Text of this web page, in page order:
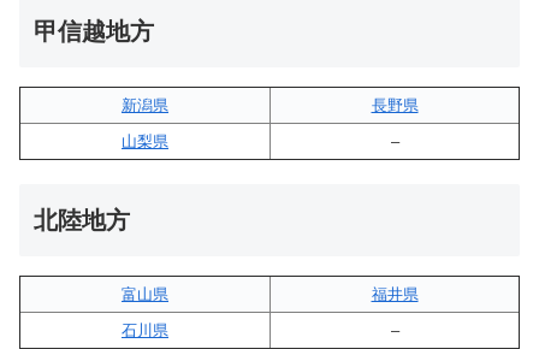
甲信越地方
新潟県
長野県
山梨県
–
北陸地方
富山県
福井県
石川県
–